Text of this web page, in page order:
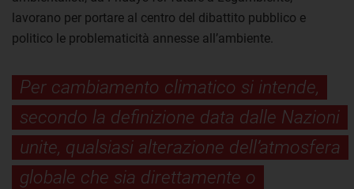
lavorano per portare al centro del dibattito pubblico e
politico le problematicità annesse all’ambiente.
Per cambiamento climatico si intende,
secondo la definizione data dalle Nazioni
unite, qualsiasi alterazione dell’atmosfera
globale che sia direttamente o